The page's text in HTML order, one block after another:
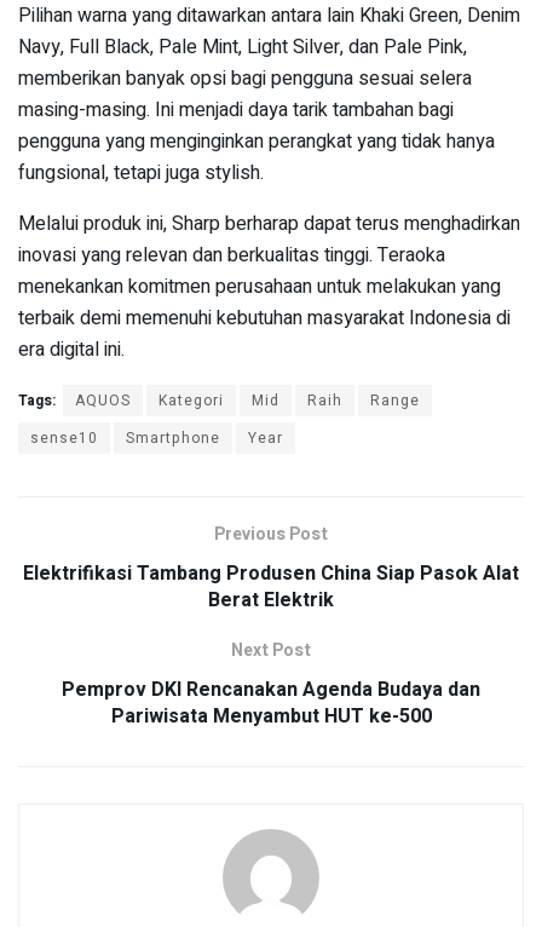
Pilihan warna yang ditawarkan antara lain Khaki Green, Denim
Navy, Full Black, Pale Mint, Light Silver, dan Pale Pink,
memberikan banyak opsi bagi pengguna sesuai selera
masing-masing. Ini menjadi daya tarik tambahan bagi
pengguna yang menginginkan perangkat yang tidak hanya
fungsional, tetapi juga stylish.
Melalui produk ini, Sharp berharap dapat terus menghadirkan
inovasi yang relevan dan berkualitas tinggi. Teraoka
menekankan komitmen perusahaan untuk melakukan yang
terbaik demi memenuhi kebutuhan masyarakat Indonesia di
era digital ini.
Tags: AQUOS Kategori Mid Raih
Range
sense10
Smartphone Year
Previous Post
Elektrifikasi Tambang Produsen China Siap Pasok Alat
Berat Elektrik
Next Post
Pemprov DKI Rencanakan Agenda Budaya dan
Pariwisata Menyambut HUT ke-500